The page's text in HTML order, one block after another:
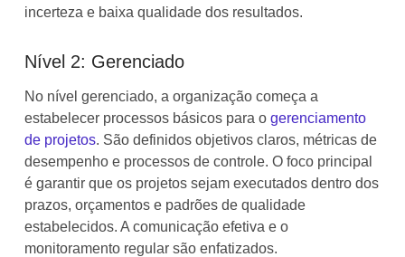
incerteza e baixa qualidade dos resultados.
Nível 2: Gerenciado
No nível gerenciado, a organização começa a
estabelecer processos básicos para o gerenciamento
de projetos. São definidos objetivos claros, métricas de
desempenho e processos de controle. O foco principal
é garantir que os projetos sejam executados dentro dos
prazos, orçamentos e padrões de qualidade
estabelecidos. A comunicação efetiva e o
monitoramento regular são enfatizados.